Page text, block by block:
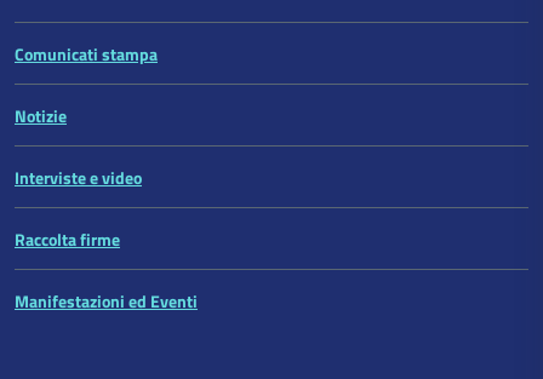
Comunicati stampa
Notizie
Interviste e video
Raccolta firme
Manifestazioni ed Eventi